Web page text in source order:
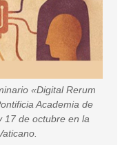
«Digital Rerum
Academia de
17 de octubre en la